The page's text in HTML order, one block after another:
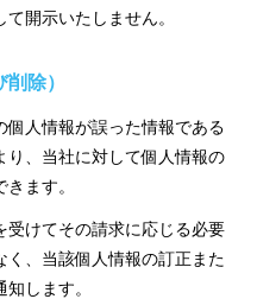
開示いたしません。
除）
人情報が誤った情報である
り、当社に対して個人情報の
ます。
受けてその請求に応じる必要
、当該個人情報の訂正また
します。